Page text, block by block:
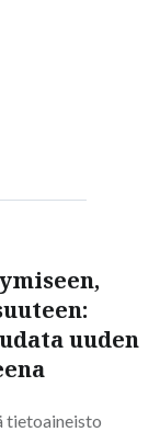
uuden
tietoaineisto